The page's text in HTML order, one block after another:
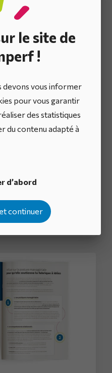
le site de
!
devons vous informer
pour vous garantir
des statistiques
du contenu adapté à
d’abord
continuer
de demain ?
difficiles à